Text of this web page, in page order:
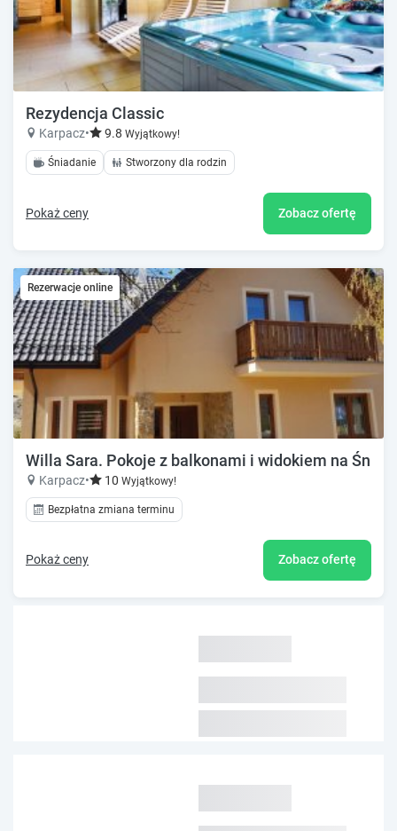
Rezydencja Classic
Karpacz• 9.8 Wyjątkowy!
Śniadanie Stworzony dla rodzin
Pokaż ceny Zobacz ofertę
Rezerwacje online
Willa Sara. Pokoje z balkonami i widokiem na
Karpacz• 10 Wyjątkowy!
Bezpłatna zmiana terminu
Pokaż ceny Zobacz ofertę